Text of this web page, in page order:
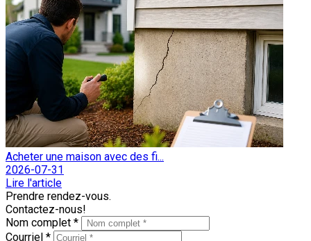
Acheter une maison avec des fi...
2026-07-31
Lire l'article
Prendre rendez-vous.
Contactez-nous!
Nom complet *
Courriel *